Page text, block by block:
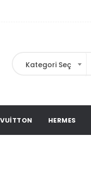
Kategori Seç
HERMES